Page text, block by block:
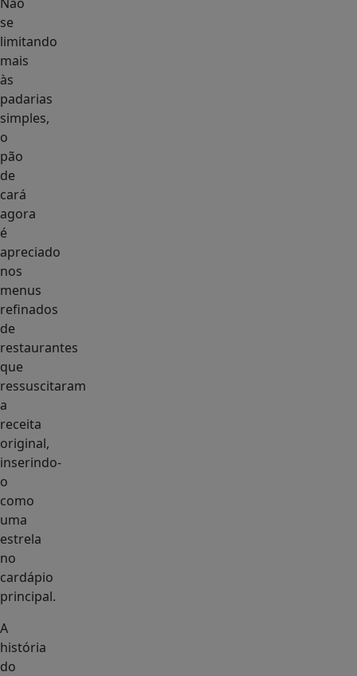
se
limitando
mais
às
padarias
simples,
o
pão
de
cará
agora
é
apreciado
nos
menus
refinados
de
restaurantes
que
ressuscitaram
a
receita
original,
inserindo-
o
como
uma
estrela
no
cardápio
principal.
A
história
do